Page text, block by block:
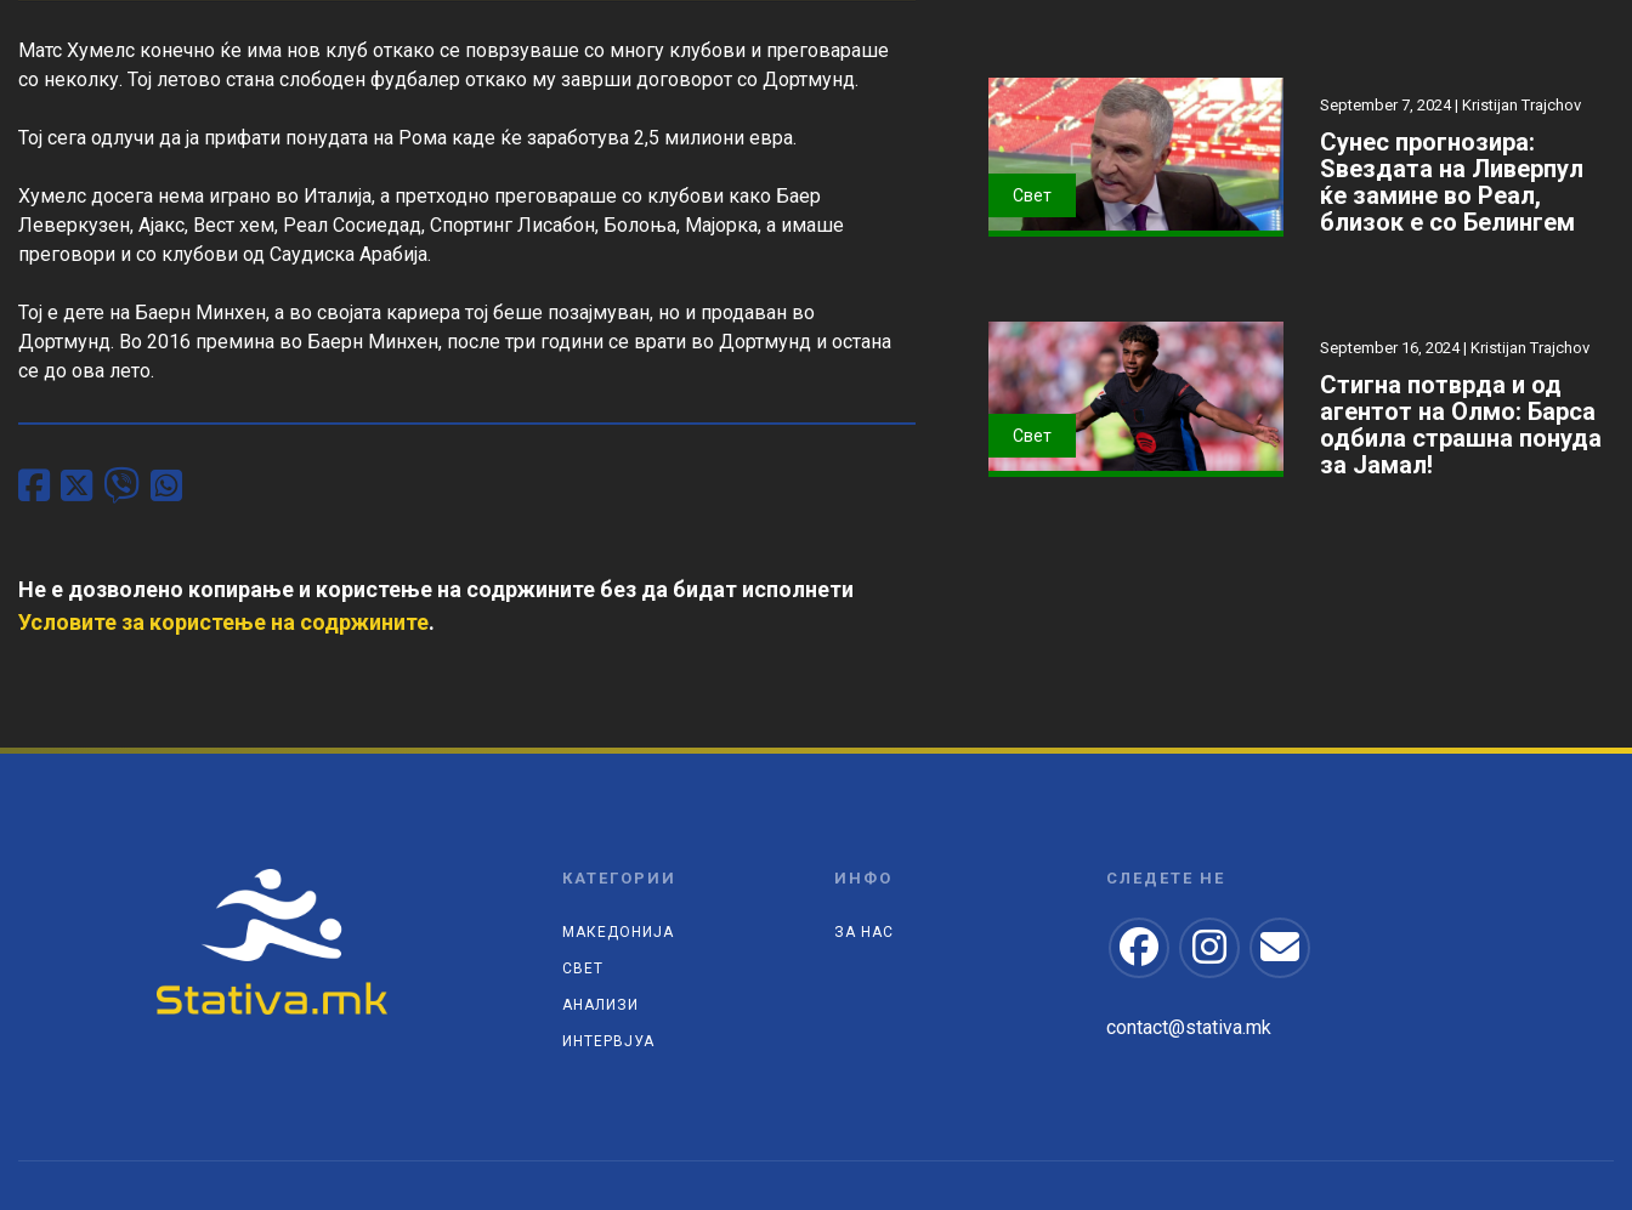
Матс Хумелс конечно ќе има нов клуб откако се поврзуваше со многу клубови и преговараше
со неколку. Тој летово стана слободен фудбалер откако му заврши договорот со Дортмунд.
Тој сега одлучи да ја прифати понудата на Рома каде ќе заработува 2,5 милиони евра.
Хумелс досега нема играно во Италија, а претходно преговараше со клубови како Баер
Леверкузен, Ајакс, Вест хем, Реал Сосиедад, Спортинг Лисабон, Болоња, Мајорка, а имаше
преговори и со клубови од Саудиска Арабија.
Тој е дете на Баерн Минхен, а во својата кариера тој беше позајмуван, но и продаван во
Дортмунд. Во 2016 премина во Баерн Минхен, после три години се врати во Дортмунд и остана
се до ова лето.
Не е дозволено копирање и користење на содржините без да бидат исполнети
Условите за користење на содржините.
Свет
September 7, 2024 | Kristijan Trajchov
Сунес прогнозира:
Ѕвездата на Ливерпул
ќе замине во Реал,
близок е со Белингем
Свет
September 16, 2024 | Kristijan Trajchov
Стигна потврда и од
агентот на Олмо: Барса
одбила страшна понуда
за Јамал!
КАТЕГОРИИ
МАКЕДОНИЈА
СВЕТ
АНАЛИЗИ
ИНТЕРВЈУА
ИНФО
ЗА НАС
СЛЕДЕТЕ НЕ
contact@stativa.mk